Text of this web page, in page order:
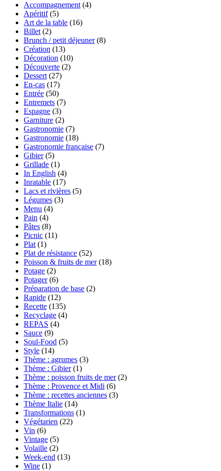
Accompagnement (4)
Apéritif(5)
Art de la table (16)
Billet (2)
Brunch / petit déjeuner(8)
Création (13)
Décoration (10)
Découverte (2)
Dessert (27)
En-cas (17)
Entrée (50)
Entremets (7)
Espagne (3)
Garniture (2)
Gastronomie (7)
Gastronomie (18)
Gastronomie française (7)
Gibier(5)
Grillade (1)
In English (4)
Inratable (17)
Lacs et rivières (5)
Légumes (3)
Menu (4)
Pain (4)
Pâtes (8)
Picnic (11)
Plat (1)
Plat de résistance (52)
Poisson & fruits de mer(18)
Potage (2)
Potager(6)
Préparation de base (2)
Rapide (12)
Recette (135)
Recyclage (4)
REPAS (4)
Sauce (9)
Soul-Food (5)
Style (14)
Thème : agrumes (3)
Thème : Gibier(1)
Thème : poisson fruits de mer(2)
Thème : Provence et Midi (6)
Thème : recettes anciennes (3)
Thème Italie (14)
Transformations (1)
Végétarien (22)
Vin (6)
Vintage (5)
Volaille (2)
Week-end (13)
Wine (1)